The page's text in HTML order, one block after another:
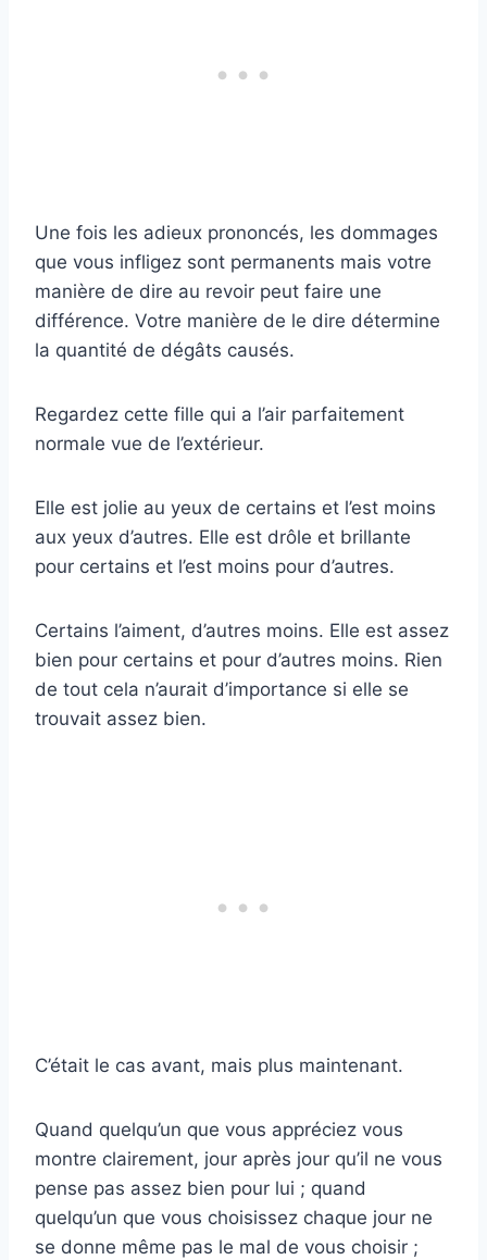
Une fois les adieux prononcés, les dommages
que vous infligez sont permanents mais votre
manière de dire au revoir peut faire une
différence. Votre manière de le dire détermine
la quantité de dégâts causés.
Regardez cette fille qui a l’air parfaitement
normale vue de l’extérieur.
Elle est jolie au yeux de certains et l’est moins
aux yeux d’autres. Elle est drôle et brillante
pour certains et l’est moins pour d’autres.
Certains l’aiment, d’autres moins. Elle est assez
bien pour certains et pour d’autres moins. Rien
de tout cela n’aurait d’importance si elle se
trouvait assez bien.
C’était le cas avant, mais plus maintenant.
Quand quelqu’un que vous appréciez vous
montre clairement, jour après jour qu’il ne vous
pense pas assez bien pour lui ; quand
quelqu’un que vous choisissez chaque jour ne
se donne même pas le mal de vous choisir ;